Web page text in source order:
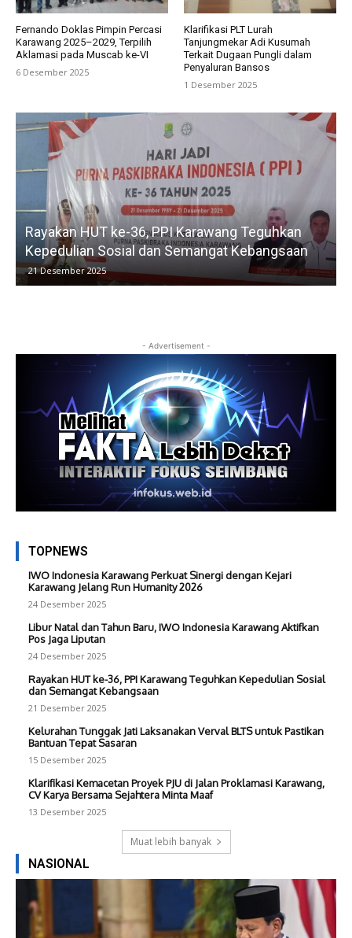
Fernando Doklas Pimpin Percasi
Karawang 2025–2029, Terpilih
Aklamasi pada Muscab ke-VI
6 Desember 2025
Klarifikasi PLT Lurah
Tanjungmekar Adi Kusumah
Terkait Dugaan Pungli dalam
Penyaluran Bansos
1 Desember 2025
Rayakan HUT ke-36, PPI Karawang Teguhkan
Kepedulian Sosial dan Semangat Kebangsaan
21 Desember 2025
- Advertisement -
TOPNEWS
IWO Indonesia Karawang Perkuat Sinergi dengan Kejari
Karawang Jelang Run Humanity 2026
24 Desember 2025
Libur Natal dan Tahun Baru, IWO Indonesia Karawang Aktifkan
Pos Jaga Liputan
24 Desember 2025
Rayakan HUT ke-36, PPI Karawang Teguhkan Kepedulian Sosial
dan Semangat Kebangsaan
21 Desember 2025
Kelurahan Tunggak Jati Laksanakan Verval BLTS untuk Pastikan
Bantuan Tepat Sasaran
15 Desember 2025
Klarifikasi Kemacetan Proyek PJU di Jalan Proklamasi Karawang,
CV Karya Bersama Sejahtera Minta Maaf
13 Desember 2025
Muat lebih banyak
NASIONAL